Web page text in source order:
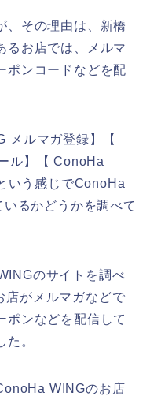
、その理由は、新橋
るお店では、メルマ
ポンコードなどを配
メルマガ登録】【
ル】【 ConoHa
いう感じでConoHa
るかどうかを調べて
のサイトを調べ
店がメルマガなどで
ポンなどを配信して
。
WINGのお店